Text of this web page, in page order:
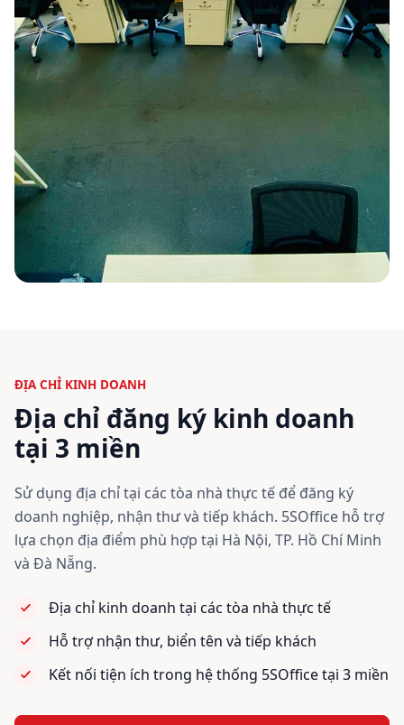
ĐỊA CHỈ KINH DOANH
Địa chỉ đăng ký kinh doanh
tại 3 miền
Sử dụng địa chỉ tại các tòa nhà thực tế để đăng ký
doanh nghiệp, nhận thư và tiếp khách. 5SOffice hỗ trợ
lựa chọn địa điểm phù hợp tại Hà Nội, TP. Hồ Chí Minh
và Đà Nẵng.
Địa chỉ kinh doanh tại các tòa nhà thực tế
Hỗ trợ nhận thư, biển tên và tiếp khách
Kết nối tiện ích trong hệ thống 5SOffice tại 3 miền